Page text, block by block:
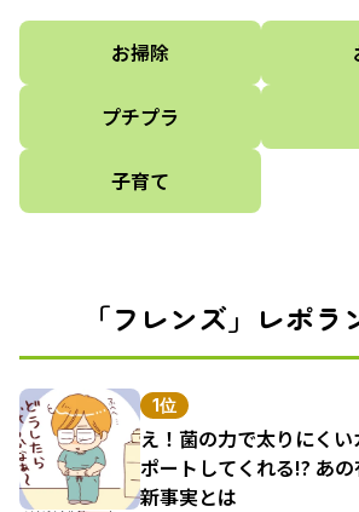
お掃除
プチプラ
子育て
「フレンズ」レポラ
1位
え！菌の力で太りにく
ポートしてくれる!? あ
新事実とは